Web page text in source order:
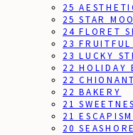
25
25 STAR
24 FLORET
23 FRUITFUL
23 LUCKY
22 HOLIDAY
22
22 BAKERY
21
21 ESCAPISM
20 SEASHORE